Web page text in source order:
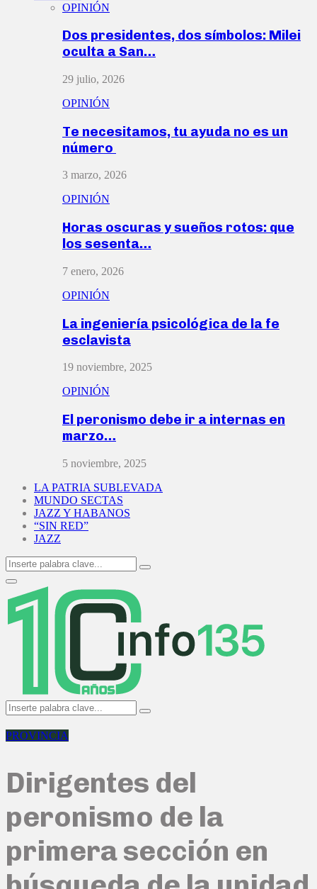
OPINIÓN
Dos presidentes, dos símbolos: Milei
oculta a San…
29 julio, 2026
OPINIÓN
Te necesitamos, tu ayuda no es un
número
3 marzo, 2026
OPINIÓN
Horas oscuras y sueños rotos: que
los sesenta…
7 enero, 2026
OPINIÓN
La ingeniería psicológica de la fe
esclavista
19 noviembre, 2025
OPINIÓN
El peronismo debe ir a internas en
marzo…
5 noviembre, 2025
LA PATRIA SUBLEVADA
MUNDO SECTAS
JAZZ Y HABANOS
“SIN RED”
JAZZ
Search
for:
Search
Primary
Menu
Search
for:
Search
PROVINCIA
Dirigentes del
peronismo de la
primera sección en